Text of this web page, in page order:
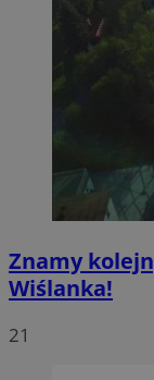
Znamy
Wiślanka!
21